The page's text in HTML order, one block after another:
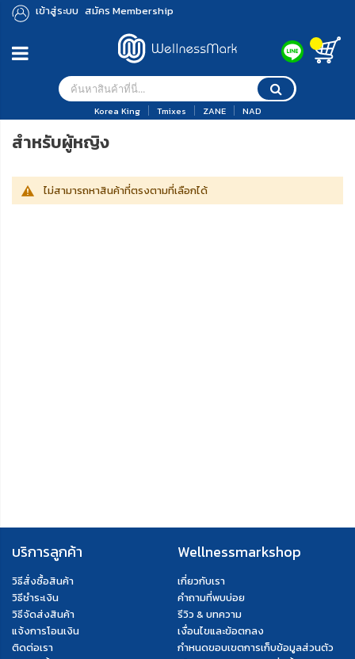
เข้าสู่ระบบ สมัคร Membership
Korea King Tmixes ZANE NAD
สำหรับผู้หญิง
ไม่สามารถหาสินค้าที่ตรงตามที่เลือกได้
บริการลูกค้า
วิธีสั่งซื้อสินค้า
วิธีชำระเงิน
วิธีจัดส่งสินค้า
แจ้งการโอนเงิน
ติดต่อเรา
Wellnessmarkshop
เกี่ยวกับเรา
คำถามที่พบบ่อย
รีวิว & บทความ
เงื่อนไขและข้อตกลง
กำหนดขอบเขตการเก็บข้อมูลส่วนตัว